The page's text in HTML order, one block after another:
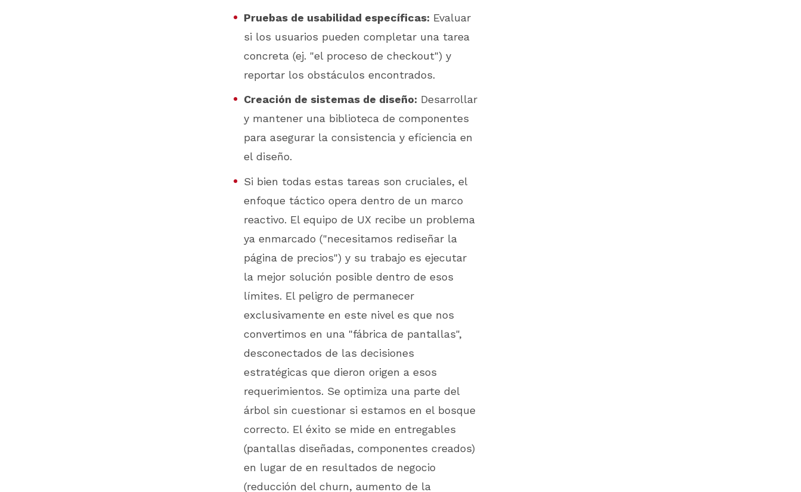
Pruebas de usabilidad específicas: Evaluar
si los usuarios pueden completar una tarea
concreta (ej. "el proceso de checkout") y
reportar los obstáculos encontrados.
Creación de sistemas de diseño: Desarrollar
y mantener una biblioteca de componentes
para asegurar la consistencia y eficiencia en
el diseño.
Si bien todas estas tareas son cruciales, el
enfoque táctico opera dentro de un marco
reactivo. El equipo de UX recibe un problema
ya enmarcado ("necesitamos rediseñar la
página de precios") y su trabajo es ejecutar
la mejor solución posible dentro de esos
límites. El peligro de permanecer
exclusivamente en este nivel es que nos
convertimos en una "fábrica de pantallas",
desconectados de las decisiones
estratégicas que dieron origen a esos
requerimientos. Se optimiza una parte del
árbol sin cuestionar si estamos en el bosque
correcto. El éxito se mide en entregables
(pantallas diseñadas, componentes creados)
en lugar de en resultados de negocio
(reducción del churn, aumento de la